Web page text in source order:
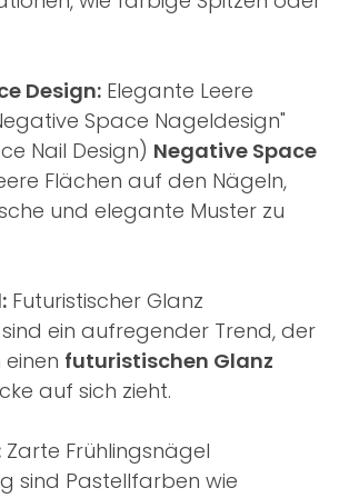
Design: Elegante Leere
Space Nageldesign"
Nail Design) Negative Space
Flächen auf den Nägeln,
und elegante Muster zu
Futuristischer Glanz
ein aufregender Trend, der
futuristischen Glanz
auf sich zieht.
Zarte Frühlingsnägel
sind Pastellfarben wie